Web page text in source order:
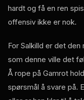
hardt og få en ren
offensiv ikke er nok.
For Salkilld er det
som denne ville det
Å rope på Gamrot
spørsmål å svare på.